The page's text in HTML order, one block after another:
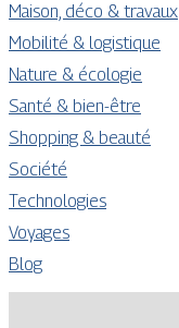
Maison, déco & travaux
Mobilité & logistique
Nature & écologie
Santé & bien-être
Shopping & beauté
Société
Technologies
Voyages
Blog